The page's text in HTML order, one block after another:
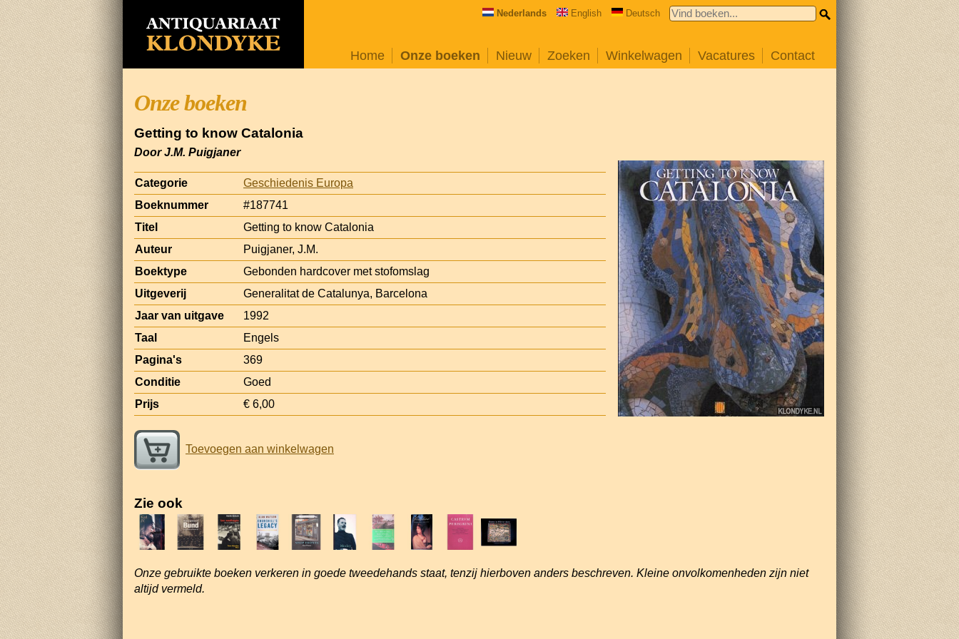
Nederlands English Deutsch
Home Onze boeken Nieuw Zoeken Winkelwagen Vacatures Contact
Onze boeken
Getting to know Catalonia
Door J.M. Puigjaner
Categorie
Geschiedenis Europa
Boeknummer
#187741
Titel
Getting to know Catalonia
Auteur
Puigjaner, J.M.
Boektype
Gebonden hardcover met stofomslag
Uitgeverij
Generalitat de Catalunya, Barcelona
Jaar van uitgave
1992
Taal
Engels
Pagina's
369
Conditie
Goed
Prijs
€ 6,00
Toevoegen aan winkelwagen
Zie ook
Onze gebruikte boeken verkeren in goede tweedehands staat, tenzij hierboven anders beschreven. Kleine onvolkomenheden zijn niet
altijd vermeld.